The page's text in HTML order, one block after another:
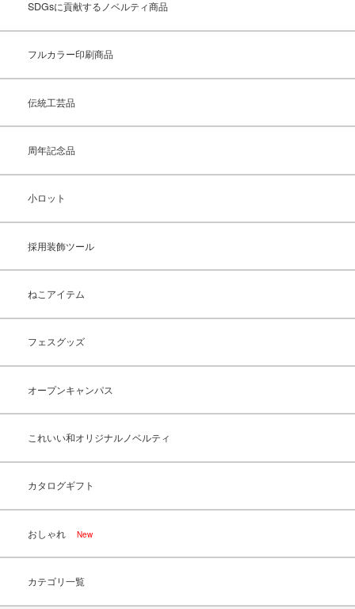
SDGsに貢献するノベルティ商品
フルカラー印刷商品
伝統工芸品
周年記念品
小ロット
採用装飾ツール
ねこアイテム
フェスグッズ
オープンキャンパス
これいい和オリジナルノベルティ
カタログギフト
おしゃれ New
カテゴリ一覧